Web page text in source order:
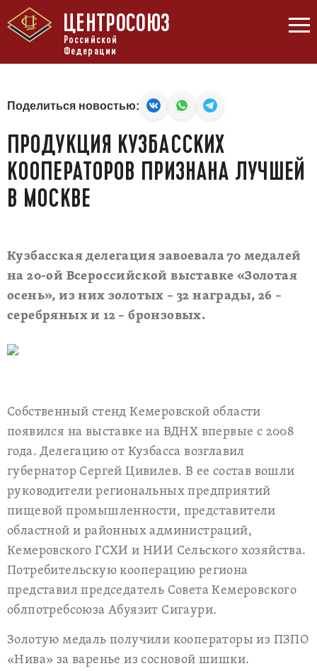
ЦЕНТРОСОЮЗ
Российской
Федерации
Поделиться новостью:
ПРОДУКЦИЯ КУЗБАССКИХ
КООПЕРАТОРОВ ПРИЗНАНА ЛУЧШЕЙ
В МОСКВЕ
Кузбасская делегация завоевала 70 медалей
на 20-ой Всероссийской выставке «Золотая
осень», из них золотых – 32 награды, 26 –
серебряных и 12 – бронзовых.
Собственный стенд Кемеровской области
появился на выставке на ВДНХ впервые с 2008
года. Делегацию от Кузбасса возглавил
губернатор Сергей Цивилев. В ее состав вошли
руководители региональных предприятий
пищевой промышленности, представители
областной и районных администраций,
Кемеровского ГСХИ и НИИ Сельского хозяйства.
Потребительскую кооперацию региона
представил председатель Совета Кемеровского
облпотребсоюза Абуязит Сигаури.
Золотую медаль получили кооператоры из ПЗПО
«Нива» за варенье из сосновой шишки.